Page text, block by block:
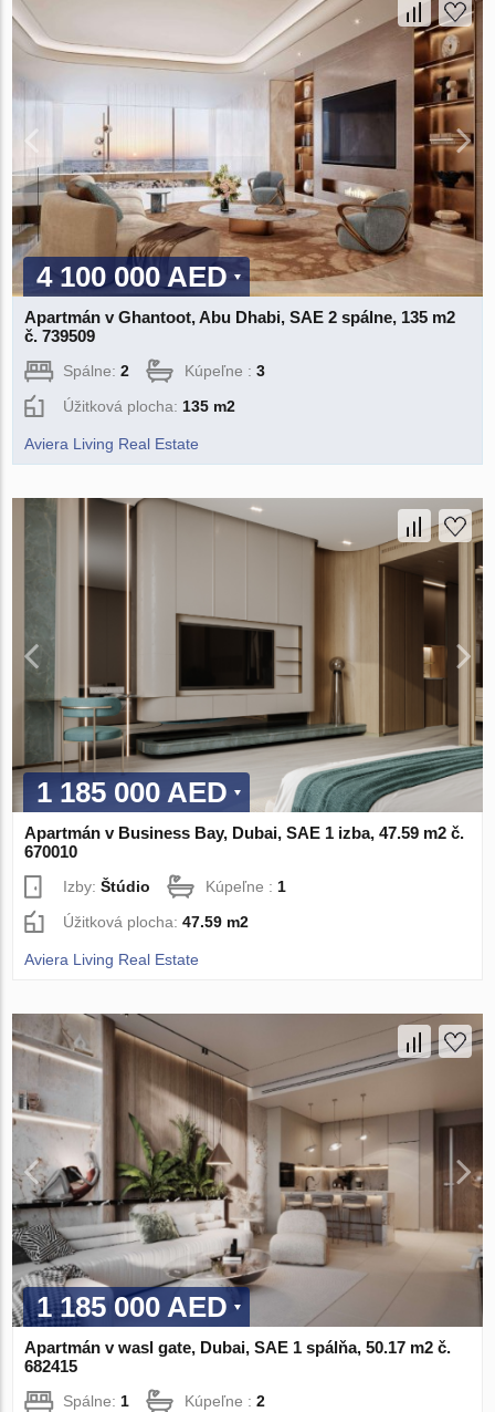
4 100 000 AED
Apartmán v Ghantoot, Abu Dhabi, SAE 2 spálne, 135 m2
č. 739509
Spálne:2 Kúpeľne :3
Úžitková plocha: 135 m2
Aviera Living Real Estate
1 185 000 AED
Apartmán v Business Bay, Dubai, SAE 1 izba, 47.59 m2 č.
670010
Izby:Štúdio Kúpeľne : 1
Úžitková plocha:47.59 m2
Aviera Living Real Estate
1 185 000 AED
Apartmán v wasl gate, Dubai, SAE 1 spálňa, 50.17 m2 č.
682415
Spálne:1 Kúpeľne :2